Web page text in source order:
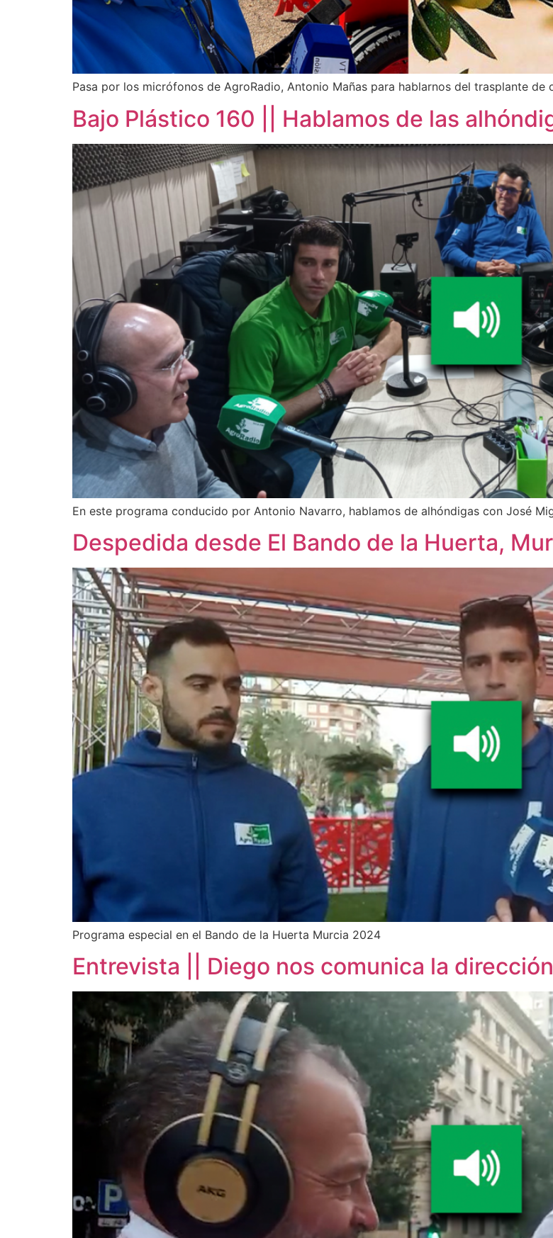
Pasa por los micrófonos de AgroRadio, Antonio Mañas para hablarnos del trasplante
Bajo Plástico 160 || Hablamos de las
En este programa conducido por Antonio Navarro, hablamos de alhóndigas con José
Despedida desde El Bando de la Huerta,
Programa especial en el Bando de la Huerta Murcia 2024
Entrevista || Diego nos comunica la